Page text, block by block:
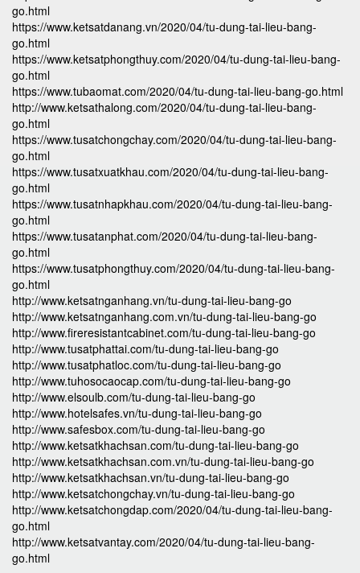
go.html
https://www.ketsatdanang.vn/2020/04/tu-dung-tai-lieu-bang-
go.html
https://www.ketsatphongthuy.com/2020/04/tu-dung-tai-lieu-bang-
go.html
https://www.tubaomat.com/2020/04/tu-dung-tai-lieu-bang-go.html
http://www.ketsathalong.com/2020/04/tu-dung-tai-lieu-bang-
go.html
https://www.tusatchongchay.com/2020/04/tu-dung-tai-lieu-bang-
go.html
https://www.tusatxuatkhau.com/2020/04/tu-dung-tai-lieu-bang-
go.html
https://www.tusatnhapkhau.com/2020/04/tu-dung-tai-lieu-bang-
go.html
https://www.tusatanphat.com/2020/04/tu-dung-tai-lieu-bang-
go.html
https://www.tusatphongthuy.com/2020/04/tu-dung-tai-lieu-bang-
go.html
http://www.ketsatnganhang.vn/tu-dung-tai-lieu-bang-go
http://www.ketsatnganhang.com.vn/tu-dung-tai-lieu-bang-go
http://www.fireresistantcabinet.com/tu-dung-tai-lieu-bang-go
http://www.tusatphattai.com/tu-dung-tai-lieu-bang-go
http://www.tusatphatloc.com/tu-dung-tai-lieu-bang-go
http://www.tuhosocaocap.com/tu-dung-tai-lieu-bang-go
http://www.elsoulb.com/tu-dung-tai-lieu-bang-go
http://www.hotelsafes.vn/tu-dung-tai-lieu-bang-go
http://www.safesbox.com/tu-dung-tai-lieu-bang-go
http://www.ketsatkhachsan.com/tu-dung-tai-lieu-bang-go
http://www.ketsatkhachsan.com.vn/tu-dung-tai-lieu-bang-go
http://www.ketsatkhachsan.vn/tu-dung-tai-lieu-bang-go
http://www.ketsatchongchay.vn/tu-dung-tai-lieu-bang-go
http://www.ketsatchongdap.com/2020/04/tu-dung-tai-lieu-bang-
go.html
http://www.ketsatvantay.com/2020/04/tu-dung-tai-lieu-bang-
go.html